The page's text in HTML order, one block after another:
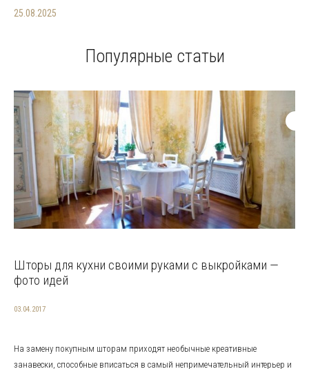
25.08.2025
Популярные статьи
Шторы для кухни своими руками с выкройками —
фото идей
03.04.2017
На замену покупным шторам приходят необычные креативные
занавески, способные вписаться в самый непримечательный интерьер и